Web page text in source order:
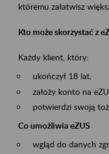
któremu załatwisz
Kto może skorzystać z
Każdy klient, który:
ukończył 18 lat,
założy konto na
potwierdzi swoją
Co umożliwia eZUS
wgląd do danych